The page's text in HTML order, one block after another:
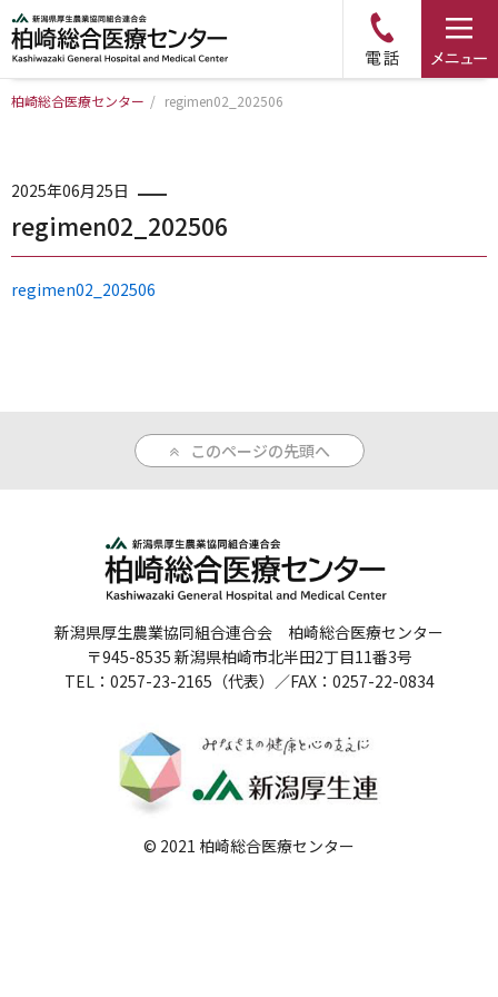
病院について
診療科・部門のご案内
入院のご案内
医療関係者の方へ
病院誌
個人情報保護方針
反社会的勢力に対する基本方針
院内感染対策指針
柏崎総合医療センター / regimen02_202506
2025年06月25日
regimen02_202506
regimen02_202506
このページの先頭へ
新潟県厚生農業協同組合連合会 柏崎総合医療センター
〒945-8535 新潟県柏崎市北半田2丁目11番3号
TEL：0257-23-2165（代表）／FAX：0257-22-0834
© 2021 柏崎総合医療センター